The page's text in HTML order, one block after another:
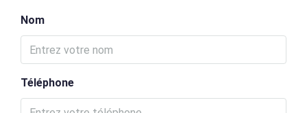
Nom
Téléphone